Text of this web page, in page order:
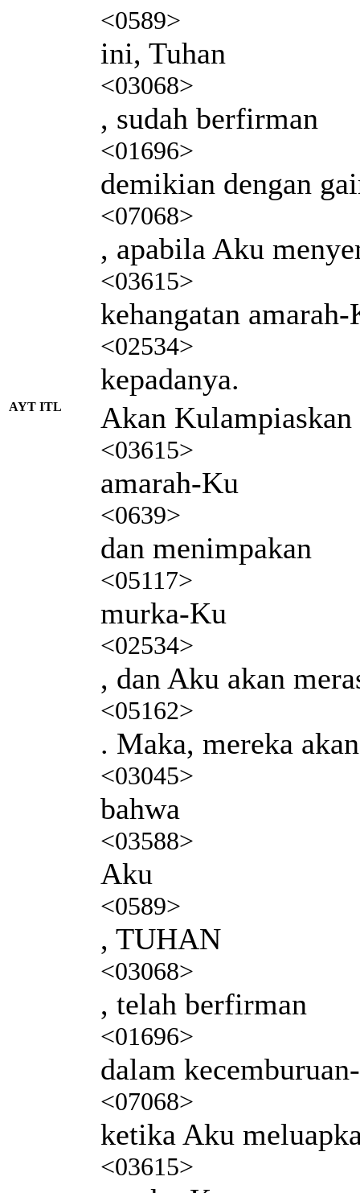
<0589>
ini, Tuhan
<03068>
, sudah berfirman
<01696>
demikian dengan
<07068>
, apabila Aku
<03615>
kehangatan amarah-
<02534>
kepadanya.
AYT ITL Akan Kulampiaskan
<03615>
amarah-Ku
<0639>
dan menimpakan
<05117>
murka-Ku
<02534>
, dan Aku akan
<05162>
. Maka, mereka
<03045>
bahwa
<03588>
Aku
<0589>
, TUHAN
<03068>
, telah berfirman
<01696>
dalam
<07068>
ketika Aku
<03615>